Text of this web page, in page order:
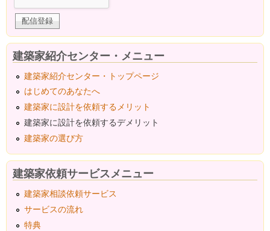
建築家紹介センター・メニュー
建築家紹介センター・トップページ
はじめてのあなたへ
建築家に設計を依頼するメリット
建築家に設計を依頼するデメリット
建築家の選び方
建築家依頼サービスメニュー
建築家相談依頼サービス
サービスの流れ
特典